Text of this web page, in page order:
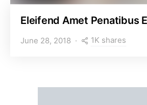
Eleifend Amet Penatibus
June 28, 2018 1K shares